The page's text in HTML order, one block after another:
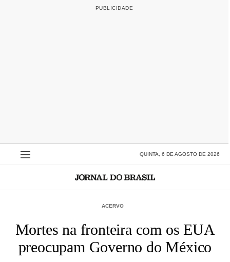
QUINTA, 6 DE AGOSTO DE 2026
ACERVO
Mortes na fronteira com os EUA
preocupam Governo do México